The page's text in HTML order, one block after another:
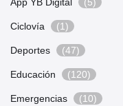
Ciclovía (1)
Deportes (47)
Educación (120)
Emergencias (10)